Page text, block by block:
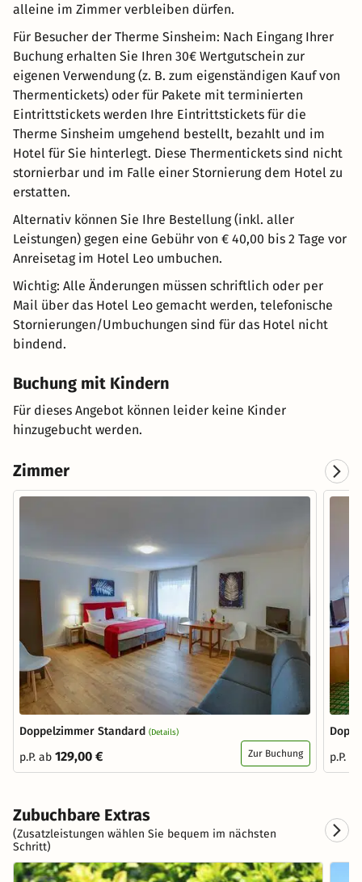
alleine im Zimmer verbleiben dürfen.
Für Besucher der Therme Sinsheim: Nach Eingang Ihrer
Buchung erhalten Sie Ihren 30€ Wertgutschein zur
eigenen Verwendung (z. B. zum eigenständigen Kauf von
Thermentickets) oder für Pakete mit terminierten
Eintrittstickets werden Ihre Eintrittstickets für die
Therme Sinsheim umgehend bestellt, bezahlt und im
Hotel für Sie hinterlegt. Diese Thermentickets sind nicht
stornierbar und im Falle einer Stornierung dem Hotel zu
erstatten.
Alternativ können Sie Ihre Bestellung (inkl. aller
Leistungen) gegen eine Gebühr von € 40,00 bis 2 Tage vor
Anreisetag im Hotel Leo umbuchen.
Wichtig: Alle Änderungen müssen schriftlich oder per
Mail über das Hotel Leo gemacht werden, telefonische
Stornierungen/Umbuchungen sind für das Hotel nicht
bindend.
Buchung mit Kindern
Für dieses Angebot können leider keine Kinder
hinzugebucht werden.
Zimmer
Doppelzimmer Standard (Details)
p.P. ab 129,00 € Zur Buchung
p.P.
Zubuchbare Extras
(Zusatzleistungen wählen Sie bequem im nächsten
Schritt)